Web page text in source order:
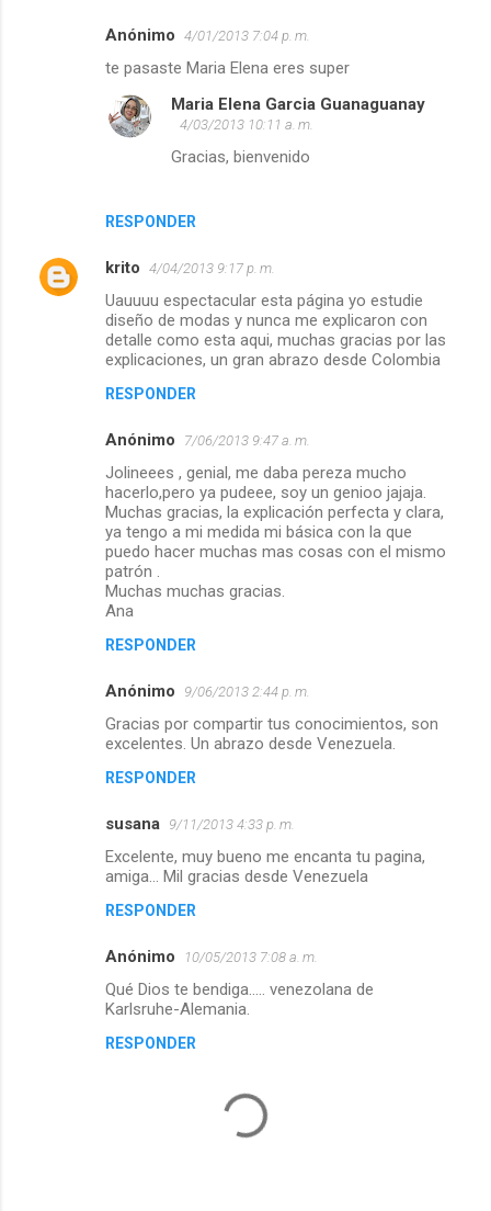
Anónimo 4/01/2013 7:04 p. m.
te pasaste Maria Elena eres super
RESPONDER
Maria Elena Garcia Guanaguanay
4/03/2013 10:11 a. m.
Gracias, bienvenido
krito 4/04/2013 9:17 p. m.
Uauuuu espectacular esta página yo estudie
diseño de modas y nunca me explicaron con
detalle como esta aqui, muchas gracias por las
explicaciones, un gran abrazo desde Colombia
RESPONDER
Anónimo 7/06/2013 9:47 a. m.
Jolineees , genial, me daba pereza mucho
hacerlo,pero ya pudeee, soy un genioo jajaja.
Muchas gracias, la explicación perfecta y clara,
ya tengo a mi medida mi básica con la que
puedo hacer muchas mas cosas con el mismo
patrón .
Muchas muchas gracias.
Ana
RESPONDER
Anónimo 9/06/2013 2:44 p. m.
Gracias por compartir tus conocimientos, son
excelentes. Un abrazo desde Venezuela.
RESPONDER
susana 9/11/2013 4:33 p. m.
Excelente, muy bueno me encanta tu pagina,
amiga... Mil gracias desde Venezuela
RESPONDER
Anónimo 10/05/2013 7:08 a. m.
Qué Dios te bendiga..... venezolana de
Karlsruhe-Alemania.
RESPONDER